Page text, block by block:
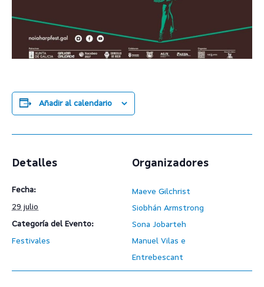
Añadir al calendario
Detalles
Fecha:
29 julio
Categoría del Evento:
Festivales
Organizadores
Maeve Gilchrist
Siobhán Armstrong
Sona Jobarteh
Manuel Vilas e
Entrebescant